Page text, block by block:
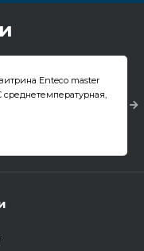
Enteco master